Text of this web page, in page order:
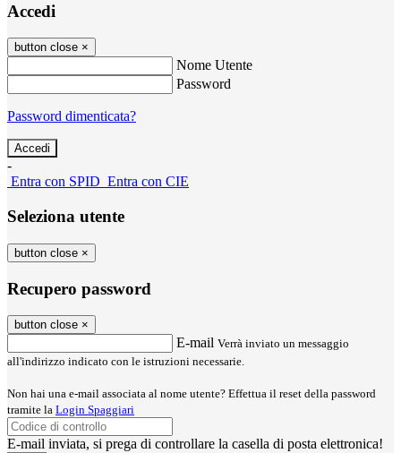
Accedi
button close ×
Nome Utente
Password
Password dimenticata?
-
Entra con SPID Entra con CIE
Seleziona utente
button close ×
Recupero password
button close ×
E-mail Verrà inviato un messaggio
all'indirizzo indicato con le istruzioni necessarie.
Non hai una e-mail associata al nome utente? Effettua il reset della password
tramite la Login Spaggiari
E-mail inviata, si prega di controllare la casella di posta elettronica!